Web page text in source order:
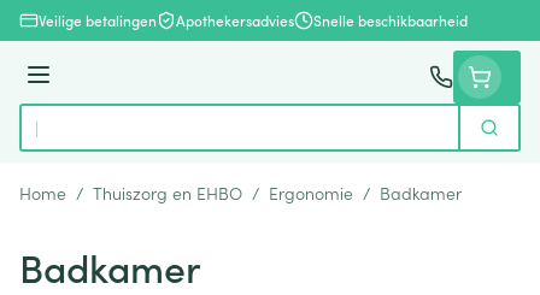
Ga naar de inhoud
Veilige betalingen Apothekersadvies Snelle beschikbaarheid
Menu
Product, merk, categorie...
Zoek
Home / Thuiszorg en EHBO / Ergonomie / Badkamer
Badkamer